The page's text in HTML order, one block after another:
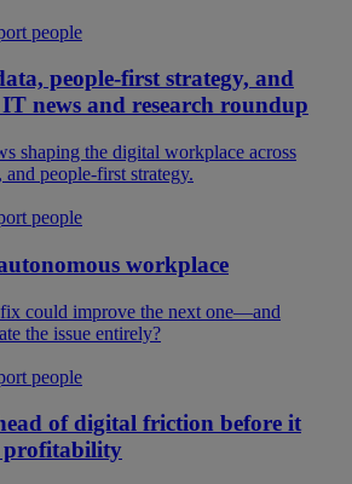
people
people-first strategy, and
news and research roundup
shaping the digital workplace across
people-first strategy.
people
workplace
could improve the next one—and
the issue entirely?
people
of digital friction before it
profitability